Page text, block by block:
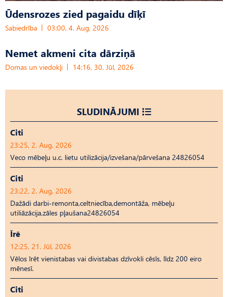
Ūdensrozes zied pagaidu dīķī
Sabiedrība 03:00, 4. Aug, 2026
Nemet akmeni cita dārziņā
Domas un viedokļi 14:16, 30. Jūl, 2026
SLUDINĀJUMI
Citi
23:25, 2. Aug, 2026
Veco mēbeļu u.c. lietu utilizācija/izvešana/pārvešana 24826054
Citi
23:22, 2. Aug, 2026
Dažādi darbi-remonta,celtniecība,demontāža, mēbeļu
utiliāzācija,zāles pļaušana24826054
Īrē
12:25, 21. Jūl, 2026
Vēlos īrēt vienistabas vai divistabas dzīvokli cēsīs, līdz 200 eiro
mēnesī.
Citi